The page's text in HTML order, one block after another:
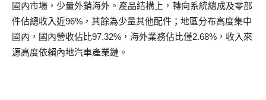
國內市場，少量外銷海外。產品結構上，轉向系統總成及零部
件佔總收入近96%，其餘為少量其他配件；地區分布高度集中
國內，國內營收佔比97.32%，海外業務佔比僅2.68%，收入來
源高度依賴內地汽車產業鏈。